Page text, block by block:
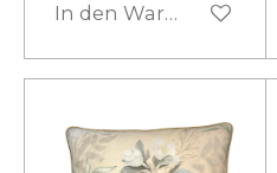
In den Warenkorb